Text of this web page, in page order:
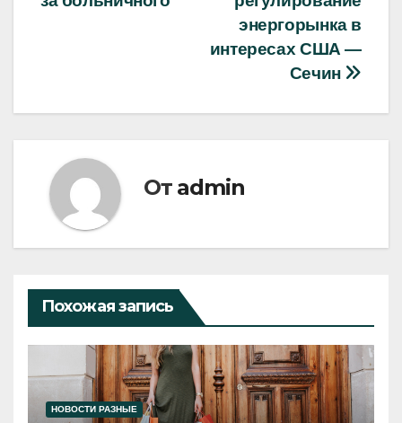
энергорынка в
интересах США —
Сечин
От admin
Похожая запись
НОВОСТИ РАЗНЫЕ